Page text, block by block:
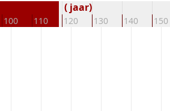
100 110 120 130 140 150
( jaar)